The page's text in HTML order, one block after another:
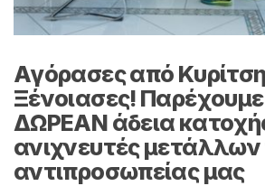
Αγόρασες από
Ξένοιασες!
ΔΩΡΕΑΝ άδεια
ανιχνευτές μετάλλων
αντιπροσωπείας μας